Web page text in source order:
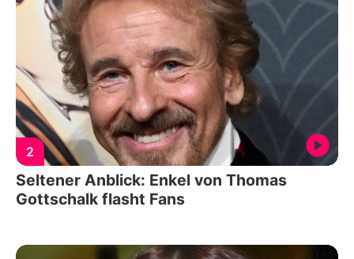
2
Seltener Anblick: Enkel von Thomas
Gottschalk flasht Fans